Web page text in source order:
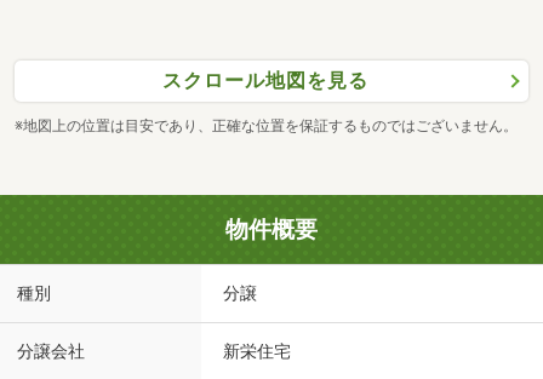
スクロール地図を見る
※地図上の位置は目安であり、正確な位置を保証するものではございません。
物件概要
種別 分譲
分譲会社 新栄住宅